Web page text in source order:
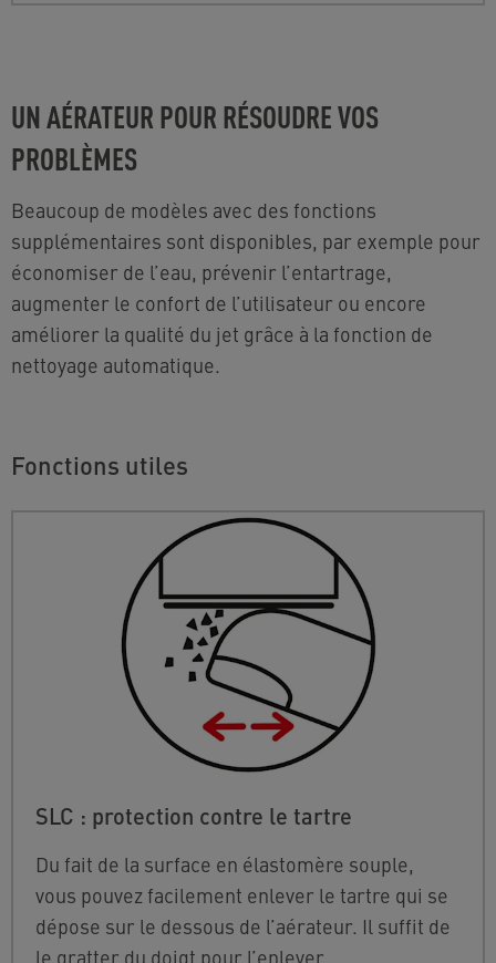
UN AÉRATEUR POUR RÉSOUDRE VOS
PROBLÈMES
Beaucoup de modèles avec des fonctions
supplémentaires sont disponibles, par exemple pour
économiser de l’eau, prévenir l’entartrage,
augmenter le confort de l’utilisateur ou encore
améliorer la qualité du jet grâce à la fonction de
nettoyage automatique.
Fonctions utiles
SLC : protection contre le tartre
Du fait de la surface en élastomère souple,
vous pouvez facilement enlever le tartre qui se
dépose sur le dessous de l’aérateur. Il suffit de
le gratter du doigt pour l’enlever.